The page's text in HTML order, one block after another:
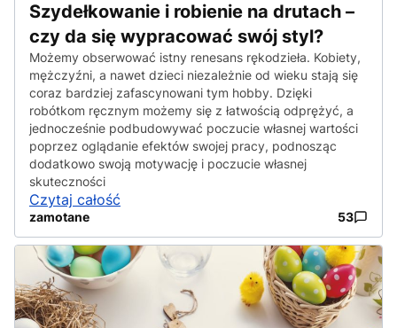
Szydełkowanie i robienie na drutach –
czy da się wypracować swój styl?
Możemy obserwować istny renesans rękodzieła. Kobiety,
mężczyźni, a nawet dzieci niezależnie od wieku stają się
coraz bardziej zafascynowani tym hobby. Dzięki
robótkom ręcznym możemy się z łatwością odprężyć, a
jednocześnie podbudowywać poczucie własnej wartości
poprzez oglądanie efektów swojej pracy, podnosząc
dodatkowo swoją motywację i poczucie własnej
skuteczności
Czytaj całość
zamotane 53